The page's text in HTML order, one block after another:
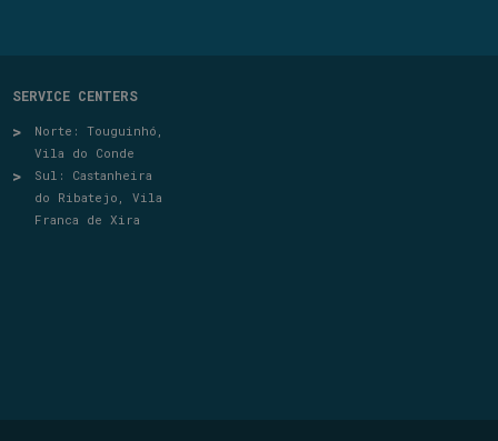
SERVICE CENTERS
Norte: Touguinhó,
Vila do Conde
Sul: Castanheira
do Ribatejo, Vila
Franca de Xira